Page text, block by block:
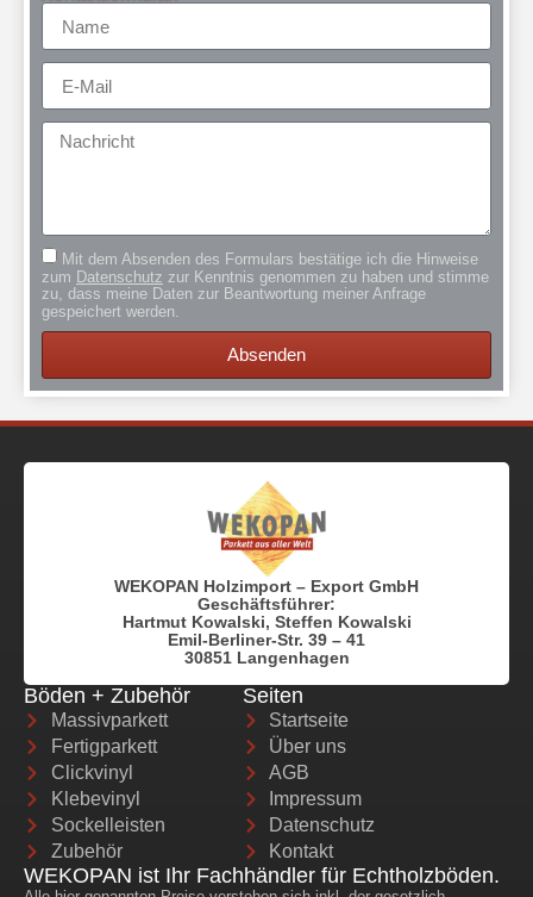
Mit dem Absenden des Formulars bestätige ich die Hinweise
zum Datenschutz zur Kenntnis genommen zu haben und stimme
zu, dass meine Daten zur Beantwortung meiner Anfrage
gespeichert werden.
Absenden
WEKOPAN Holzimport – Export GmbH
Geschäftsführer:
Hartmut Kowalski, Steffen Kowalski
Emil-Berliner-Str. 39 – 41
30851 Langenhagen
Böden + Zubehör
Massivparkett
Fertigparkett
Clickvinyl
Klebevinyl
Sockelleisten
Zubehör
Seiten
Startseite
Über uns
AGB
Impressum
Datenschutz
Kontakt
WEKOPAN ist Ihr Fachhändler für Echtholzböden.